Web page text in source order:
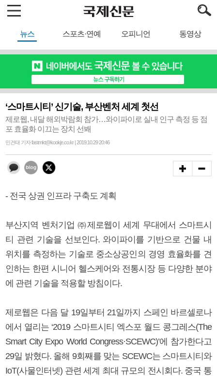
뉴스 스포츠·연예 오피니언 동영상
‘스마트시티’ 신기술, 부산벤처 세계 첫선
제로웹, 내달 해외박람회 참가…와이파이로 실내 인구 측정 등 점
포 효율화 이끄는 장치 선봬
민건태 기자 fastmkt@kookje.co.kr | 2019.10.29 20:46
- 전국 상권 인프라 구축도 계획
부산지역 벤처기업 ㈜제로웹이 세계 무대에서 스마트시
티 관련 기술을 선보인다. 와이파이를 기반으로 건물 내
위치를 측정하는 기술로 중소상공인의 경영 효율화를 견
인하는 한편 시니어 헬스케어와 전통시장 등 다양한 분야
에 관련 기술을 적용할 방침이다.
제로웹은 다음 달 19일부터 21일까지 스페인 바르셀로나
에서 열리는 ‘2019 스마트시티 엑스포 월드 콩그레스(The
Smart City Expo World Congress·SCEWC)’에 참가한다고
29일 밝혔다. 올해 9회째를 맞는 SCEWC는 스마트시티와
IoT(사물인터넷) 관련 세계 최대 규모의 전시회다. 중국 통